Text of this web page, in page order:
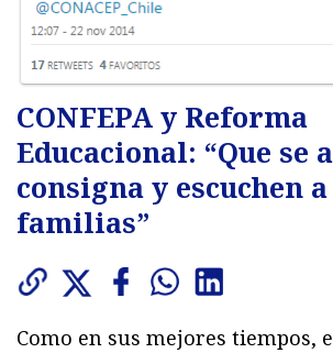
CONFEPA y Reforma
Educacional: “Que se
consigna y escuchen
familias”
Como en sus mejores tiempos,